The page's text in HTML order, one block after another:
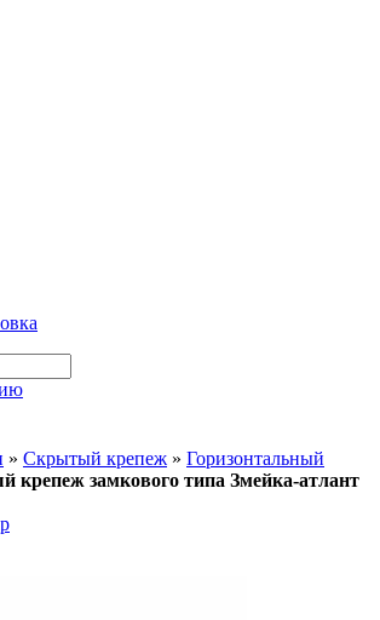
» Скрытый крепеж » Горизонтальный
крепеж замкового типа Змейка-атлант